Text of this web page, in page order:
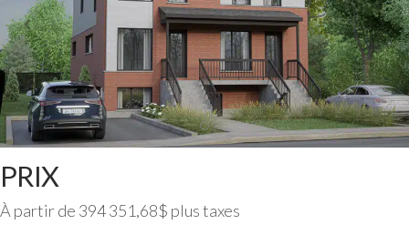
PRIX
À partir de 394 351,68$ plus taxes